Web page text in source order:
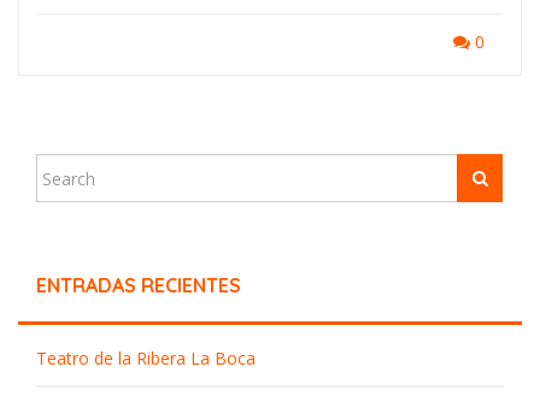
0
ENTRADAS RECIENTES
Teatro de la Ribera La Boca